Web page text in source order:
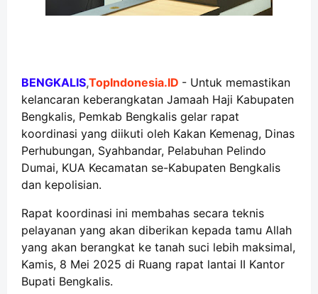
BENGKALIS,TopIndonesia.ID - Untuk memastikan
kelancaran keberangkatan Jamaah Haji Kabupaten
Bengkalis, Pemkab Bengkalis gelar rapat
koordinasi yang diikuti oleh Kakan Kemenag, Dinas
Perhubungan, Syahbandar, Pelabuhan Pelindo
Dumai, KUA Kecamatan se-Kabupaten Bengkalis
dan kepolisian.
Rapat koordinasi ini membahas secara teknis
pelayanan yang akan diberikan kepada tamu Allah
yang akan berangkat ke tanah suci lebih maksimal,
Kamis, 8 Mei 2025 di Ruang rapat lantai II Kantor
Bupati Bengkalis.